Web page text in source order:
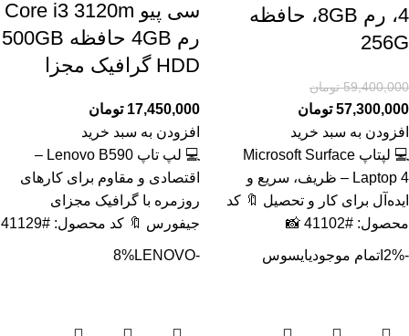
4، رم 8GB، حافظه
256G
59,400,000 تومان
57,300,000 تومان
افزودن به سبد خرید
💻 لپتاپ Microsoft Surface
Laptop 4 – ظریف، سریع و
ایده‌آل برای کار و تحصیل 🔖 کد
محصول: #41102 📸
سی پیو Core i3 3120m
رم 4GB حافظه 500GB
HDD گرافیک مجزا
17,450,000 تومان
افزودن به سبد خرید
💻 لپ تاپ Lenovo B590 –
اقتصادی و مقاوم برای کارهای
روزمره با گرافیک مجزای
جیفورس 🔖 کد محصول: #41129
-2% اتمام موجودیایسوس -8%
LENOVO